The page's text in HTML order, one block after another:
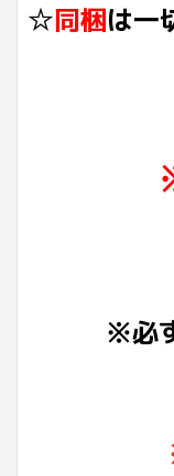
☆同梱は一
※必